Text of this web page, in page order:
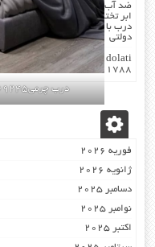
درب چرمی02155969245-09196375800
ضد آب بودن چرم …در هنگام
ابر تخته گرفته میشود که جلوی
دولتی
dolati در
۰۹۳۰۷۸۰۱۷۸۸
فوریه 2026
ژانویه 2026
دسامبر 2025
نوامبر 2025
اکتبر 2025